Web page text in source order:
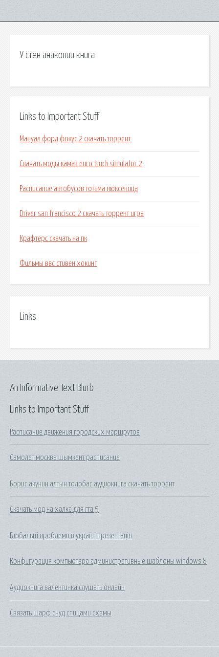
У стен анакопии книга
Links to Important Stuff
Мануал форд фокус 2 скачать торрент
Скачать моды камаз euro truck simulator 2
Расписание автобусов тотьма нюксеница
Driver san francisco 2 скачать торрент игра
Крафтерс скачать на пк
Фильмы ввс стивен хокинг
Links
Links to Important Stuff
Расписание движения городских маршрутов
Самолет москва шымкент расписание
Борис акунин алтын толобас аудиокнига скачать торрент
Скачать мод на халка для гта 5
Глобальні проблеми в україні презентація
Конфигурация компьютера административные шаблоны windows 8
Аудиокнига валентинка слушать онлайн
Связать шарф снуд спицами схемы
An Informative Text Blurb